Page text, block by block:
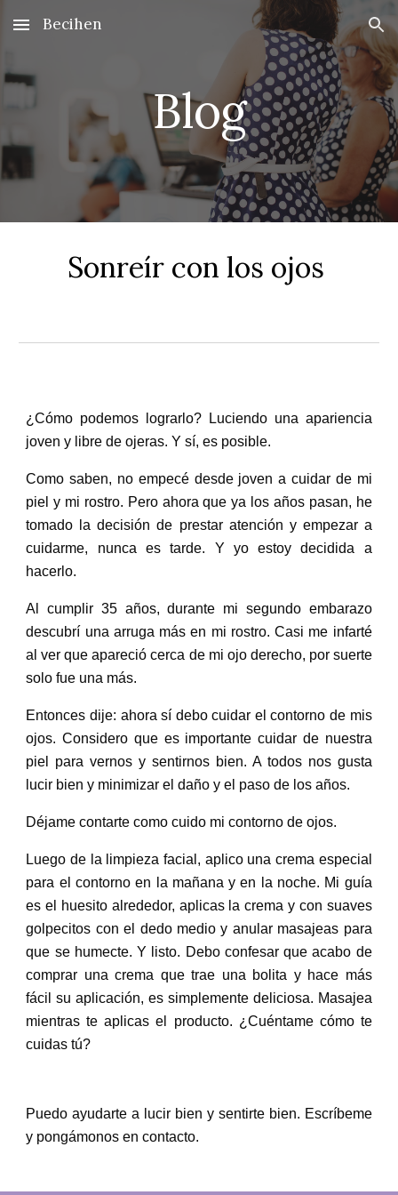
Skip to main content Skip to navigation
Becihen
Blog
Sonreír con los ojos
¿Cómo podemos lograrlo? Luciendo una apariencia
joven y libre de ojeras. Y sí, es posible.
Como saben, no empecé desde joven a cuidar de mi
piel y mi rostro. Pero ahora que ya los años pasan, he
tomado la decisión de prestar atención y empezar a
cuidarme, nunca es tarde. Y yo estoy decidida a
hacerlo.
Al cumplir 35 años, durante mi segundo embarazo
descubrí una arruga más en mi rostro. Casi me infarté
al ver que apareció cerca de mi ojo derecho, por suerte
solo fue una más.
Entonces dije: ahora sí debo cuidar el contorno de mis
ojos. Considero que es importante cuidar de nuestra
piel para vernos y sentirnos bien. A todos nos gusta
lucir bien y minimizar el daño y el paso de los años.
Déjame contarte como cuido mi contorno de ojos.
Luego de la limpieza facial, aplico una crema especial
para el contorno en la mañana y en la noche. Mi guía
es el huesito alrededor, aplicas la crema y con suaves
golpecitos con el dedo medio y anular masajeas para
que se humecte. Y listo. Debo confesar que acabo de
comprar una crema que trae una bolita y hace más
fácil su aplicación, es simplemente deliciosa. Masajea
mientras te aplicas el producto. ¿Cuéntame cómo te
cuidas tú?
Puedo ayudarte a lucir bien y sentirte bien. Escríbeme
y pongámonos en contacto.